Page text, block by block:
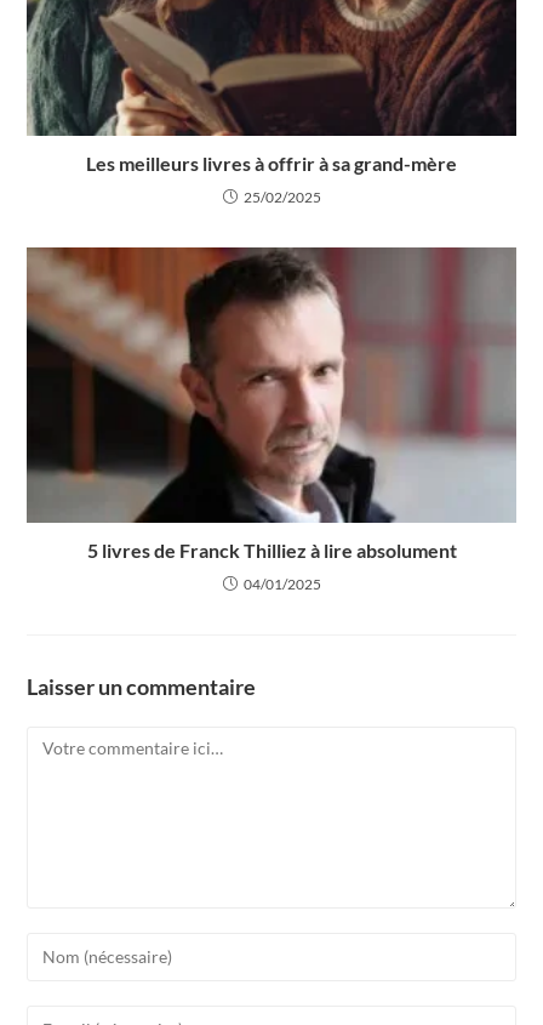
Les meilleurs livres à offrir à sa grand-mère
25/02/2025
5 livres de Franck Thilliez à lire absolument
04/01/2025
Laisser un commentaire